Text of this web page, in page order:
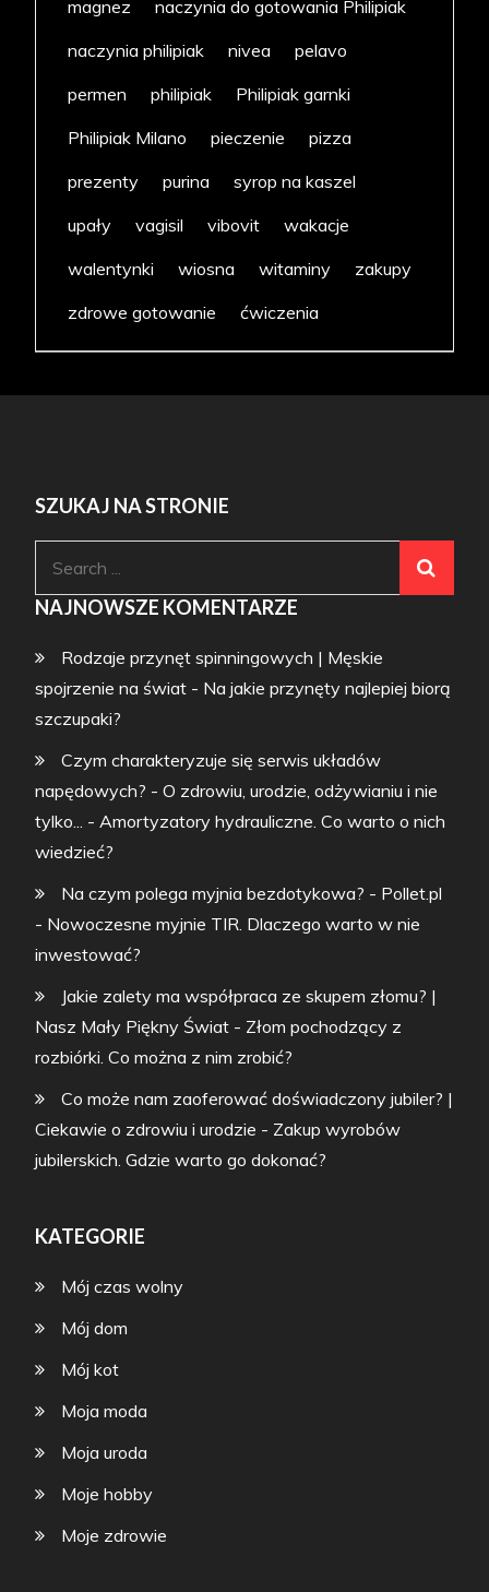
magnez
naczynia do gotowania Philipiak
naczynia philipiak
nivea
pelavo
permen
philipiak
Philipiak garnki
Philipiak Milano
pieczenie
pizza
prezenty
purina
syrop na kaszel
upały
vagisil vibovit
wakacje
walentynki
wiosna witaminy
zakupy
zdrowe gotowanie
ćwiczenia
SZUKAJ NA STRONIE
NAJNOWSZE KOMENTARZE
Rodzaje przynęt spinningowych | Męskie
spojrzenie na świat - Na jakie przynęty najlepiej biorą
szczupaki?
Czym charakteryzuje się serwis układów
napędowych? - O zdrowiu, urodzie, odżywianiu i nie
tylko...
- Amortyzatory hydrauliczne. Co warto o nich
wiedzieć?
Na czym polega myjnia bezdotykowa? - Pollet.pl
- Nowoczesne myjnie TIR. Dlaczego warto w nie
inwestować?
Jakie zalety ma współpraca ze skupem złomu? |
Nasz Mały Piękny Świat - Złom pochodzący z
rozbiórki. Co można z nim zrobić?
Co może nam zaoferować doświadczony jubiler? |
Ciekawie o zdrowiu i urodzie - Zakup wyrobów
jubilerskich. Gdzie warto go dokonać?
KATEGORIE
Mój czas wolny
Mój dom
Mój kot
Moja moda
Moja uroda
Moje hobby
Moje zdrowie